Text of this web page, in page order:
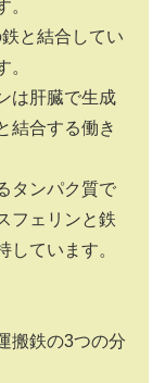
。
と結合してい
。
は肝臓で生成
結合する働き
タンパク質で
フェリンと鉄
ています。
搬鉄の3つの分